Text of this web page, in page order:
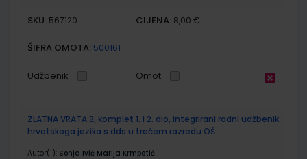
SKU: 567120 CIJENA: 8,00 €
ŠIFRA OMOTA: 500161
Udžbenik Omot
ZLATNA VRATA 3; komplet 1. i 2. dio, integrirani radni udžbenik
hrvatskoga jezika s dds u trećem razredu OŠ
Autor(i): Sonja Ivić Marija Krmpotić